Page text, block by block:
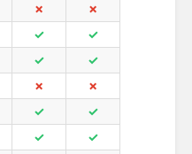
✗
✗
✓
✓
✓
✓
✗
✗
✓
✓
✓
✓